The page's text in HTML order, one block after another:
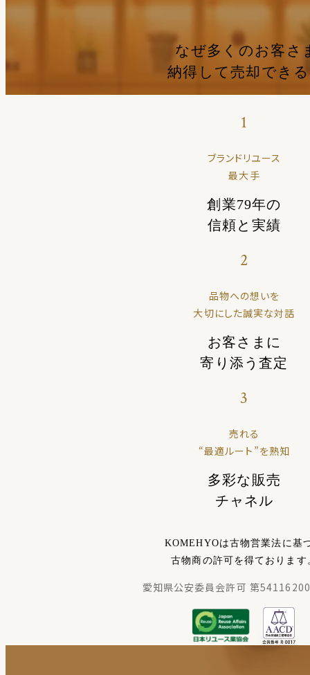
なぜ多くのお客さ
納得して売却でき
1
ブランドリユース
最大手
創業79年の
信頼と実績
2
品物への想いを
大切にした誠実な対話
お客さまに
寄り添う査定
3
売れる
“最適ルート”を熟知
多彩な販売
チャネル
KOMEHYOは古物営業法に基
古物商の許可を得ております
愛知県公安委員会許可 第